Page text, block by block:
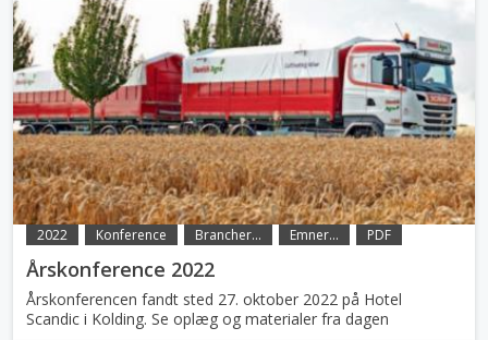
2022 Konference Brancher... Emner... PDF
Årskonference 2022
Årskonferencen fandt sted 27. oktober 2022 på Hotel
Scandic i Kolding. Se oplæg og materialer fra dagen